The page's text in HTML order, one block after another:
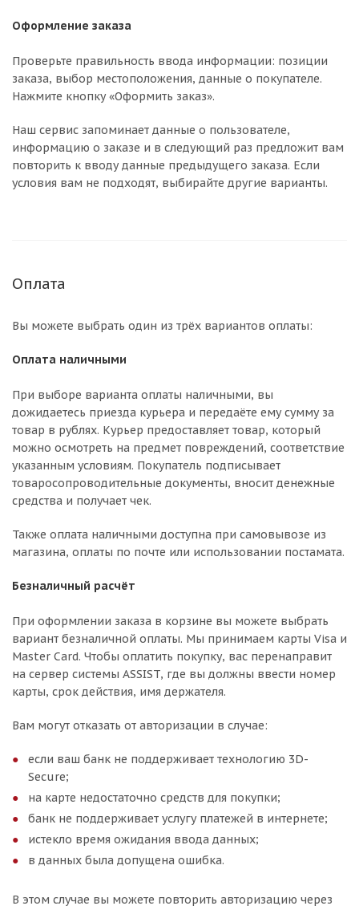
Оформление заказа
Проверьте правильность ввода информации: позиции
заказа, выбор местоположения, данные о покупателе.
Нажмите кнопку «Оформить заказ».
Наш сервис запоминает данные о пользователе,
информацию о заказе и в следующий раз предложит вам
повторить к вводу данные предыдущего заказа. Если
условия вам не подходят, выбирайте другие варианты.
Оплата
Вы можете выбрать один из трёх вариантов оплаты:
Оплата наличными
При выборе варианта оплаты наличными, вы
дожидаетесь приезда курьера и передаёте ему сумму за
товар в рублях. Курьер предоставляет товар, который
можно осмотреть на предмет повреждений, соответствие
указанным условиям. Покупатель подписывает
товаросопроводительные документы, вносит денежные
средства и получает чек.
Также оплата наличными доступна при самовывозе из
магазина, оплаты по почте или использовании постамата.
Безналичный расчёт
При оформлении заказа в корзине вы можете выбрать
вариант безналичной оплаты. Мы принимаем карты Visa и
Master Card. Чтобы оплатить покупку, вас перенаправит
на сервер системы ASSIST, где вы должны ввести номер
карты, срок действия, имя держателя.
Вам могут отказать от авторизации в случае:
если ваш банк не поддерживает технологию 3D-
Secure;
на карте недостаточно средств для покупки;
банк не поддерживает услугу платежей в интернете;
истекло время ожидания ввода данных;
в данных была допущена ошибка.
В этом случае вы можете повторить авторизацию через